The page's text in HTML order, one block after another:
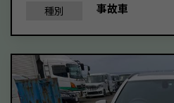
種別 事故車